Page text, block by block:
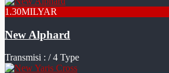
1.30MILYAR
New Alphard
Transmisi : / 4 Type